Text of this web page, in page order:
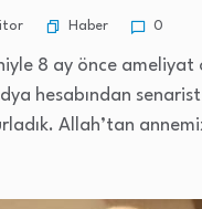
Haber 0
8 ay önce ameliyat
hesabından
Allah’tan